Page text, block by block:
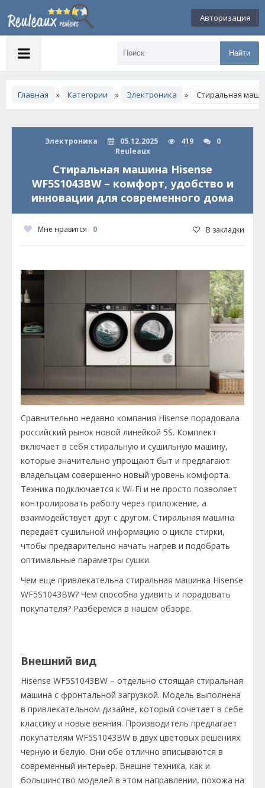
Авторизация
Найти
Главная » Категории » Электроника » Стиральная
Электроника 05.12.2025 419
0
Reuleaux
Стиральная машина Hisense
WF5S1043BW – комфорт, удобство и
инновации для современного дома
Мне нравится 0 В закладки
Сравнительно недавно компания Hisense порадовала
российский рынок новой линейкой 5S. Комплект
включает в себя стиральную и сушильную машину,
которые значительно упрощают быт и предлагают
владельцам совершенно новый уровень комфорта.
Техника подключается к Wi-Fi и не просто позволяет
контролировать работу через приложение, а
взаимодействует друг с другом. Стиральная машина
передаёт сушильной информацию о цикле стирки,
чтобы предварительно начать нагрев и подобрать
оптимальные параметры сушки.
Чем еще привлекательна стиральная машинка Hisense
WF5S1043BW? Чем способна удивить и порадовать
покупателя? Разберемся в нашем обзоре.
Внешний вид
Hisense WF5S1043BW – отдельно стоящая стиральная
машина с фронтальной загрузкой. Модель выполнена
в привлекательном дизайне, который сочетает в себе
классику и новые веяния. Производитель предлагает
покупателям WF5S1043BW в двух цветовых решениях:
черную и белую. Они обе отлично вписываются в
современный интерьер. Внешне техника, как и
большинство моделей в этом направлении, похожа на